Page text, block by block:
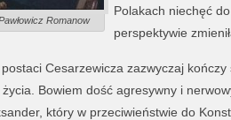
Romanow
Polakach niechęć
perspektywie
Cesarzewicza zazwyczaj
Bowiem dość agresywny i
który w przeciwieństwie do